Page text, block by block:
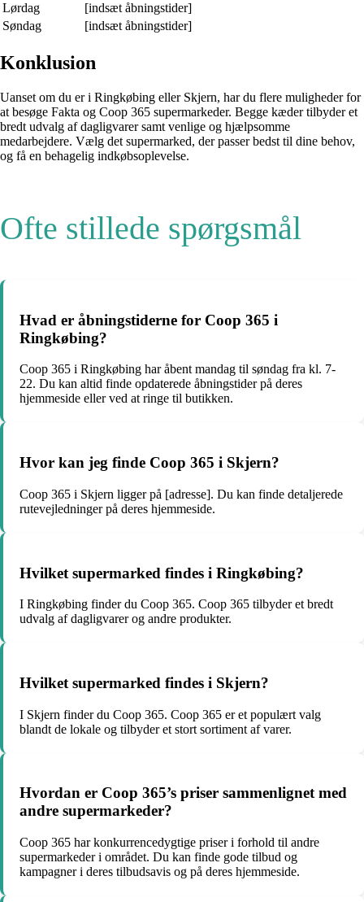
Lørdag
[indsæt åbningstider]
Søndag
[indsæt åbningstider]
Konklusion
Uanset om du er i Ringkøbing eller Skjern, har du flere muligheder for
at besøge Fakta og Coop 365 supermarkeder. Begge kæder tilbyder et
bredt udvalg af dagligvarer samt venlige og hjælpsomme
medarbejdere. Vælg det supermarked, der passer bedst til dine behov,
og få en behagelig indkøbsoplevelse.
Ofte stillede spørgsmål
Hvad er åbningstiderne for Coop 365 i
Ringkøbing?
Coop 365 i Ringkøbing har åbent mandag til søndag fra kl. 7-
22. Du kan altid finde opdaterede åbningstider på deres
hjemmeside eller ved at ringe til butikken.
Hvor kan jeg finde Coop 365 i Skjern?
Coop 365 i Skjern ligger på [adresse]. Du kan finde detaljerede
rutevejledninger på deres hjemmeside.
Hvilket supermarked findes i Ringkøbing?
I Ringkøbing finder du Coop 365. Coop 365 tilbyder et bredt
udvalg af dagligvarer og andre produkter.
Hvilket supermarked findes i Skjern?
I Skjern finder du Coop 365. Coop 365 er et populært valg
blandt de lokale og tilbyder et stort sortiment af varer.
Hvordan er Coop 365’s priser sammenlignet med
andre supermarkeder?
Coop 365 har konkurrencedygtige priser i forhold til andre
supermarkeder i området. Du kan finde gode tilbud og
kampagner i deres tilbudsavis og på deres hjemmeside.